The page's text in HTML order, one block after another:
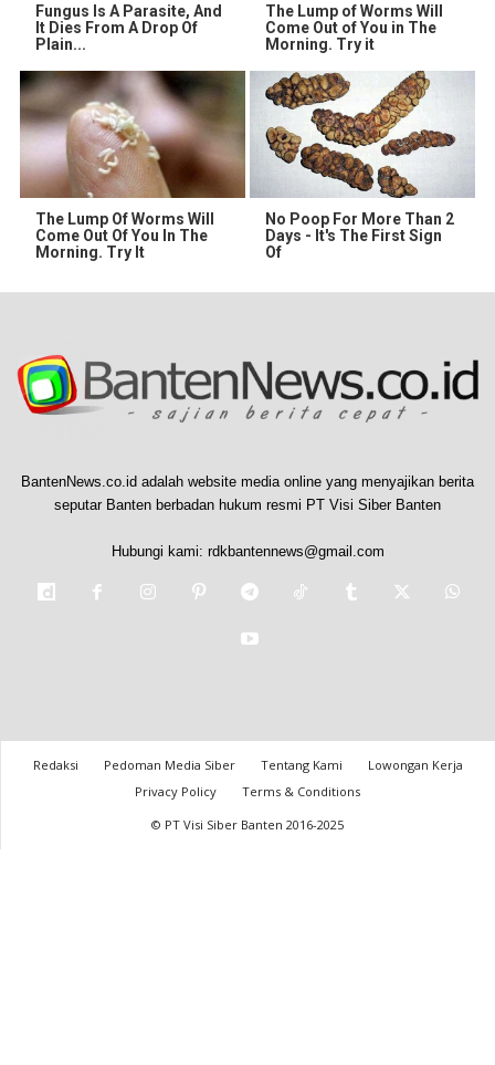
Fungus Is A Parasite, And
It Dies From A Drop Of
Plain...
The Lump of Worms Will
Come Out of You in The
Morning. Try it
The Lump Of Worms Will
Come Out Of You In The
Morning. Try It
No Poop For More Than 2
Days - It's The First Sign
Of
BantenNews.co.id adalah website media online yang menyajikan berita
seputar Banten berbadan hukum resmi PT Visi Siber Banten
Hubungi kami: rdkbantennews@gmail.com
Redaksi Pedoman Media Siber Tentang Kami
Lowongan Kerja
Privacy Policy
Terms & Conditions
© PT Visi Siber Banten 2016-2025